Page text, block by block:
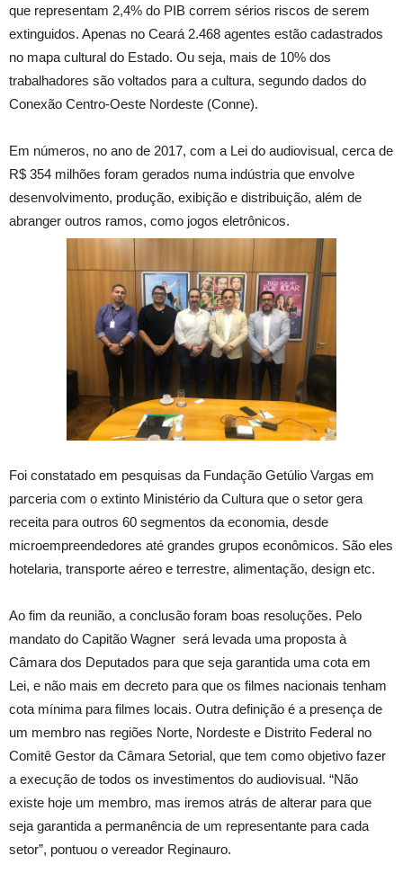
que representam 2,4% do PIB correm sérios riscos de serem
extinguidos. Apenas no Ceará 2.468 agentes estão cadastrados
no mapa cultural do Estado. Ou seja, mais de 10% dos
trabalhadores são voltados para a cultura, segundo dados do
Conexão Centro-Oeste Nordeste (Conne).
Em números, no ano de 2017, com a Lei do audiovisual, cerca de
R$ 354 milhões foram gerados numa indústria que envolve
desenvolvimento, produção, exibição e distribuição, além de
abranger outros ramos, como jogos eletrônicos.
Foi constatado em pesquisas da Fundação Getúlio Vargas em
parceria com o extinto Ministério da Cultura que o setor gera
receita para outros 60 segmentos da economia, desde
microempreendedores até grandes grupos econômicos. São eles
hotelaria, transporte aéreo e terrestre, alimentação, design etc.
Ao fim da reunião, a conclusão foram boas resoluções. Pelo
mandato do Capitão Wagner será levada uma proposta à
Câmara dos Deputados para que seja garantida uma cota em
Lei, e não mais em decreto para que os filmes nacionais tenham
cota mínima para filmes locais. Outra definição é a presença de
um membro nas regiões Norte, Nordeste e Distrito Federal no
Comitê Gestor da Câmara Setorial, que tem como objetivo fazer
a execução de todos os investimentos do audiovisual. “Não
existe hoje um membro, mas iremos atrás de alterar para que
seja garantida a permanência de um representante para cada
setor”, pontuou o vereador Reginauro.